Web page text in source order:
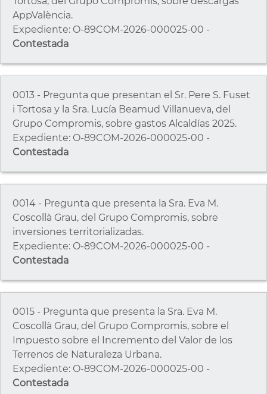
AppValència.
Expediente: O-89COM-2026-000025-00 -
Contestada
0013 - Pregunta que presentan el Sr. Pere S. Fuset
i Tortosa y la Sra. Lucía Beamud Villanueva, del
Grupo Compromis, sobre gastos Alcaldías 2025.
Expediente: O-89COM-2026-000025-00 -
Contestada
0014 - Pregunta que presenta la Sra. Eva M.
Coscollà Grau, del Grupo Compromis, sobre
inversiones territorializadas.
Expediente: O-89COM-2026-000025-00 -
Contestada
0015 - Pregunta que presenta la Sra. Eva M.
Coscollà Grau, del Grupo Compromis, sobre el
Impuesto sobre el Incremento del Valor de los
Terrenos de Naturaleza Urbana.
Expediente: O-89COM-2026-000025-00 -
Contestada